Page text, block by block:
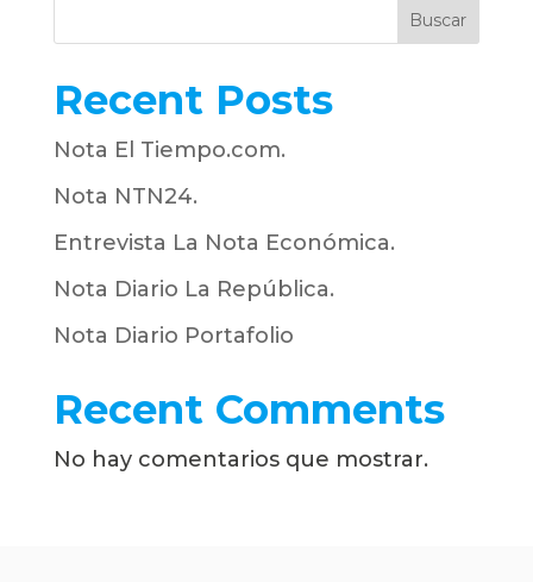
Buscar
Recent Posts
Nota El Tiempo.com.
Nota NTN24.
Entrevista La Nota Económica.
Nota Diario La República.
Nota Diario Portafolio
Recent Comments
No hay comentarios que mostrar.